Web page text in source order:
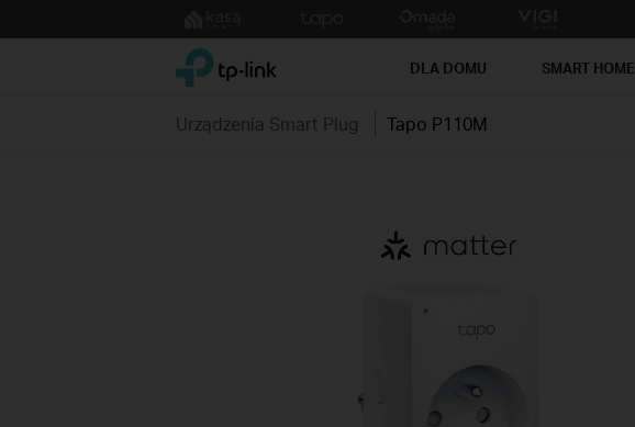
to
TP-Link, Reliably Smart DLA DOMU SMART HOME
Urządzenia Smart Plug Tapo P110M